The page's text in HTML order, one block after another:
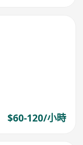
$60-120/小時